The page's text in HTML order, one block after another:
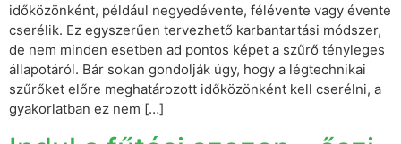
időközönként, például negyedévente, félévente vagy évente
cserélik. Ez egyszerűen tervezhető karbantartási módszer,
de nem minden esetben ad pontos képet a szűrő tényleges
állapotáról. Bár sokan gondolják úgy, hogy a légtechnikai
szűrőket előre meghatározott időközönként kell cserélni, a
gyakorlatban ez nem […]